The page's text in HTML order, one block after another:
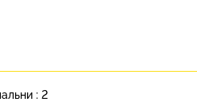
: 2